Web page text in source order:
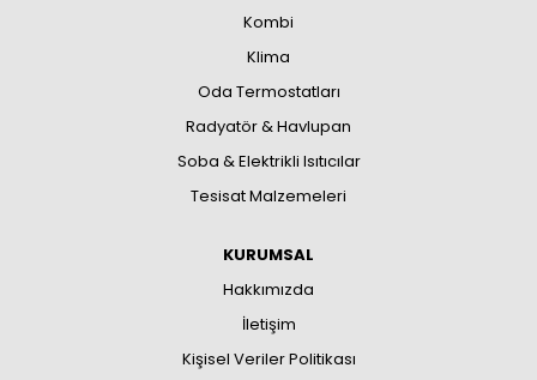
Kombi
Klima
Oda Termostatları
Radyatör & Havlupan
Soba & Elektrikli Isıtıcılar
Tesisat Malzemeleri
KURUMSAL
Hakkımızda
İletişim
Kişisel Veriler Politikası